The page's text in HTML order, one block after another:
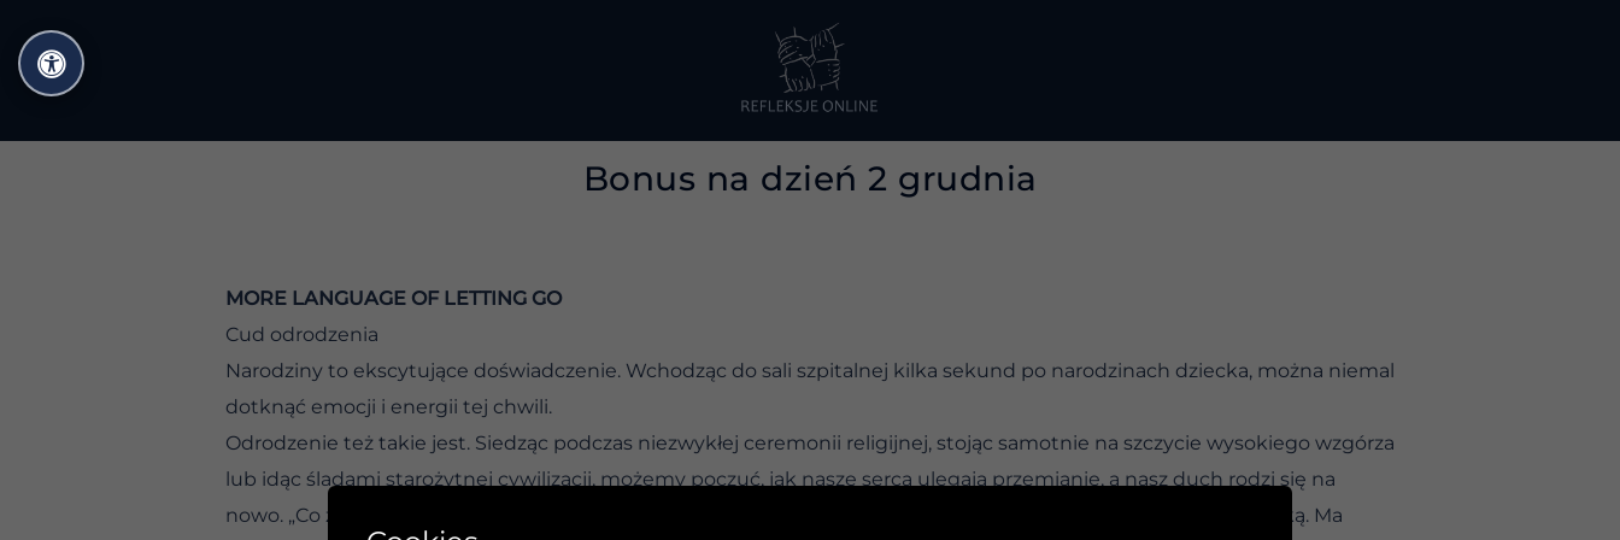
do
treści
Bonus na dzień 2 grudnia
MORE LANGUAGE OF LETTING GO
Cud odrodzenia
Narodziny to ekscytujące doświadczenie. Wchodząc do sali szpitalnej kilka sekund po narodzinach dziecka, można niemal
dotknąć emocji i energii tej chwili.
Odrodzenie też takie jest. Siedząc podczas niezwykłej ceremonii religijnej, stojąc samotnie na szczycie wysokiego wzgórza
lub idąc śladami starożytnej cywilizacji, możemy poczuć, jak nasze serca ulegają przemianie, a nasz duch rodzi się na
nowo. „Co zrobiłem, by na to zasłużyć?” – szepczemy. A wszechświat szepcze: „To po to, byś podążał swoją ścieżką. Ma